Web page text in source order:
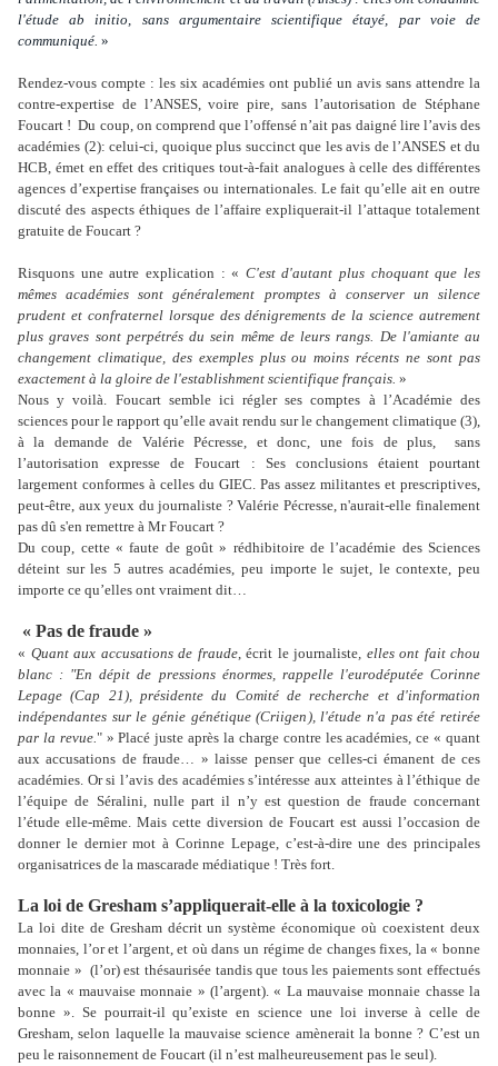
l'étudeab initio, sans argumentaire scientifique étayé, par voie de
communiqué. »
Rendez-vous compte : les six académies ont publié un avis sans attendre la
contre-expertise de l’ANSES, voire pire, sans l’autorisation de Stéphane
Foucart ! Du coup, on comprend que l’offensé n’ait pas daigné lire l’avis des
académies (2): celui-ci, quoique plus succinct que les avis de l’ANSES et du
HCB, émet en effet des critiques tout-à-fait analogues à celle des différentes
agences d’expertise françaises ou internationales. Le fait qu’elle ait en outre
discuté des aspects éthiques de l’affaire expliquerait-il l’attaque totalement
gratuite de Foucart ?
Risquons une autre explication : « C'est d'autant plus choquant que les
mêmes académies sont généralement promptes à conserver un silence
prudent et confraternel lorsque des dénigrements de la science autrement
plus graves sont perpétrés du sein même de leurs rangs. De l'amiante au
changement climatique, des exemples plus ou moins récents ne sont pas
exactement à la gloire de l'establishment scientifique français. »
Nous y voilà. Foucart semble ici régler ses comptes à l’Académie des
sciences pour le rapport qu’elle avait rendu sur le changement climatique (3),
à la demande de Valérie Pécresse, et donc, une fois de plus,
sans
l’autorisation expresse de Foucart : Ses conclusions étaient pourtant
largement conformes à celles du GIEC. Pas assez militantes et prescriptives,
peut-être, aux yeux du journaliste ? Valérie Pécresse, n'aurait-elle finalement
pas dû s'en remettre à Mr Foucart ?
Du coup, cette « faute de goût » rédhibitoire de l’académie des Sciences
déteint sur les 5 autres académies, peu importe le sujet, le contexte, peu
importe ce qu’elles ont vraiment dit…
« Pas de fraude »
« Quant aux accusations de fraude, écrit le journaliste, elles ont fait chou
blanc : "En dépit de pressions énormes, rappelle l'eurodéputée Corinne
Lepage (Cap 21), présidente du Comité de recherche et d'information
indépendantes sur le génie génétique (Criigen), l'étude n'a pas été retirée
par la revue." » Placé juste après la charge contre les académies, ce « quant
aux accusations de fraude… » laisse penser que celles-ci émanent de ces
académies. Or si l’avis des académies s’intéresse aux atteintes à l’éthique de
l’équipe de Séralini, nulle part il n’y est question de fraude concernant
l’étude elle-même. Mais cette diversion de Foucart est aussi l’occasion de
donner le dernier mot à Corinne Lepage, c’est-à-dire une des principales
organisatrices de la mascarade médiatique ! Très fort.
La loi de Gresham s’appliquerait-elle à la toxicologie ?
La loi dite de Gresham décrit un système économique où coexistent deux
monnaies, l’or et l’argent, et où dans un régime de changes fixes, la « bonne
monnaie » (l’or) est thésaurisée tandis que tous les paiements sont effectués
avec la « mauvaise monnaie » (l’argent). « La mauvaise monnaie chasse la
bonne ». Se pourrait-il qu’existe en science une loi inverse à celle de
Gresham, selon laquelle la mauvaise science amènerait la bonne ? C’est un
peu le raisonnement de Foucart (il n’est malheureusement pas le seul).